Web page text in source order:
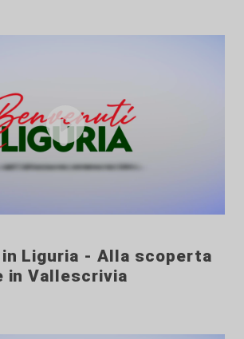
Liguria - Alla scoperta
in Vallescrivia